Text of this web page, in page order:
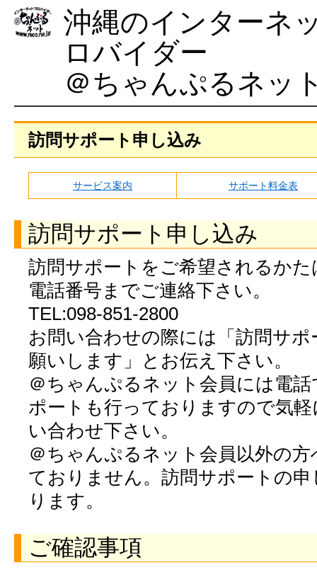
沖縄のインターネ
ロバイダー
＠ちゃんぷるネッ
訪問サポート申し込み
サービス案内 サポート料金表
訪問サポート申し込み
訪問サポートをご希望されるかた
電話番号までご連絡下さい。
TEL:098-851-2800
お問い合わせの際には「訪問サポ
願いします」とお伝え下さい。
＠ちゃんぷるネット会員には電話
ポートも行っておりますので気軽
い合わせ下さい。
＠ちゃんぷるネット会員以外の
ておりません。訪問サポートの
ります。
ご確認事項